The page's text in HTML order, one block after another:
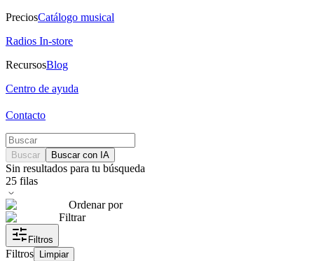
PreciosCatálogo musical
Radios In-store
RecursosBlog
Centro de ayuda
Contacto
Buscar Buscar con IA
Sin resultados para tu búsqueda
25 filas
Ordenar por
Filtrar
Filtros
Filtros Limpiar